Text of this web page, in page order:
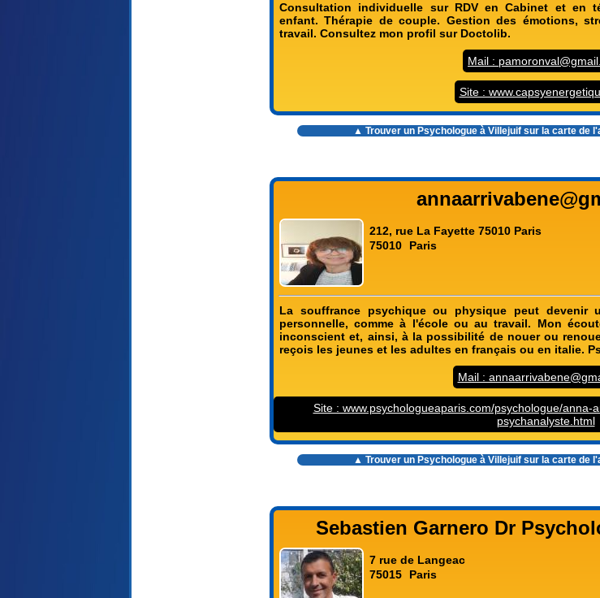
Consultation individuelle sur RDV en Cabinet et en
enfant. Thérapie de couple. Gestion des émotions,
travail. Consultez mon profil sur Doctolib.
Mail :
Site :
▲ Trouver un Psychologue à Villejuif sur la carte de
212, rue La Fayette 75010 Paris
75010
Paris
La souffrance psychique ou physique peut devenir
personnelle, comme à l'école ou au travail. Mon
inconscient et, ainsi, à la possibilité de nouer ou
reçois les jeunes et les adultes en français ou en italie.
Mail :
Site : www.psychologueaparis.com/psychologue/anna-
psychanalyste.html
▲ Trouver un Psychologue à Villejuif sur la carte de
Sebastien Garnero Dr
7 rue de Langeac
75015
Paris